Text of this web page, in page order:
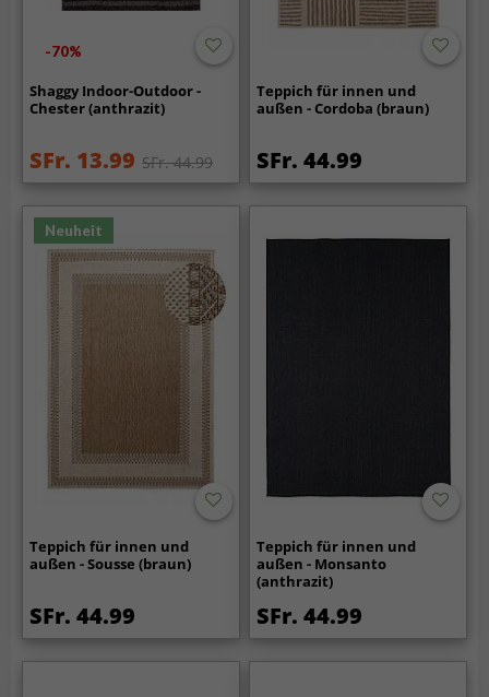
-70%
Shaggy Indoor-Outdoor -
Chester (anthrazit)
SFr. 13.99 SFr. 44.99
Teppich für innen und
außen - Cordoba (braun)
SFr. 44.99
Neuheit
Teppich für innen und
außen - Sousse (braun)
SFr. 44.99
Teppich für innen und
außen - Monsanto
(anthrazit)
SFr. 44.99